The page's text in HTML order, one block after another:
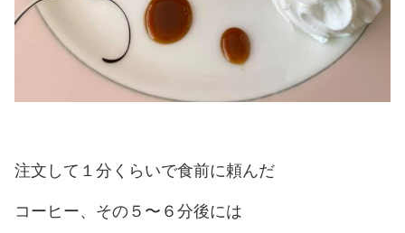
注文して１分くらいで食前に頼んだ
コーヒー、その５〜６分後には